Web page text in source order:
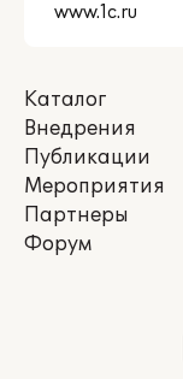
Каталог
Внедрения
Публикации
Мероприятия
Партнеры
Форум